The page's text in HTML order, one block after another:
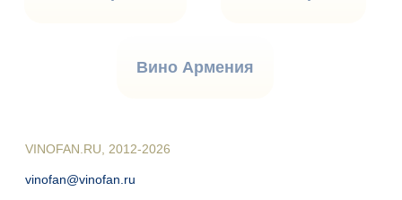
Вино Армения
VINOFAN.RU, 2012-2026
vinofan@vinofan.ru